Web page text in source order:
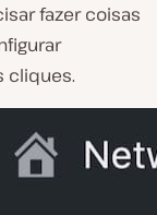
fazer coisas
cliques.